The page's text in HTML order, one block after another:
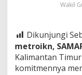
Wakil
Dikunjungi
metroikn,
Kalimantan
komitmennya